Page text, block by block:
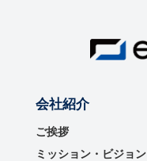
会社紹介
ご挨拶
ミッション・ビジョン